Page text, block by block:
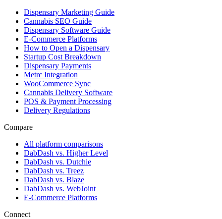
Dispensary Marketing Guide
Cannabis SEO Guide
Dispensary Software Guide
E-Commerce Platforms
How to Open a Dispensary
Startup Cost Breakdown
Dispensary Payments
Metrc Integration
WooCommerce Sync
Cannabis Delivery Software
POS & Payment Processing
Delivery Regulations
Compare
All platform comparisons
DabDash vs. Higher Level
DabDash vs. Dutchie
DabDash vs. Treez
DabDash vs. Blaze
DabDash vs. WebJoint
E-Commerce Platforms
Connect